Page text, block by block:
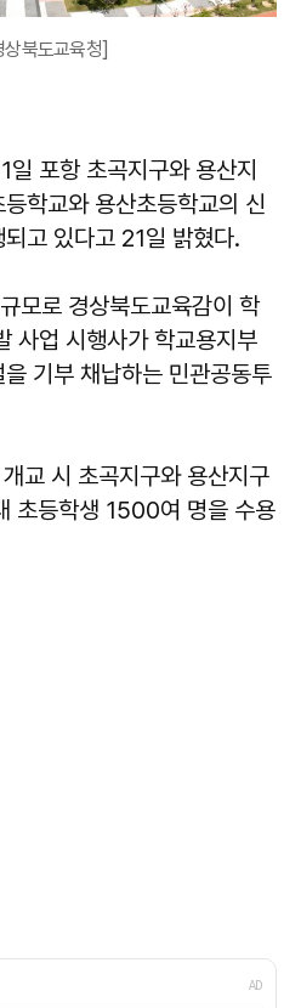
북도교육청]
포항 초곡지구와 용산지
학교와 용산초등학교의 신
고 있다고 21일 밝혔다.
모로 경상북도교육감이 학
사업 시행사가 학교용지부
기부 채납하는 민관공동투
교 시 초곡지구와 용산지구
초등학생 1500여 명을 수용